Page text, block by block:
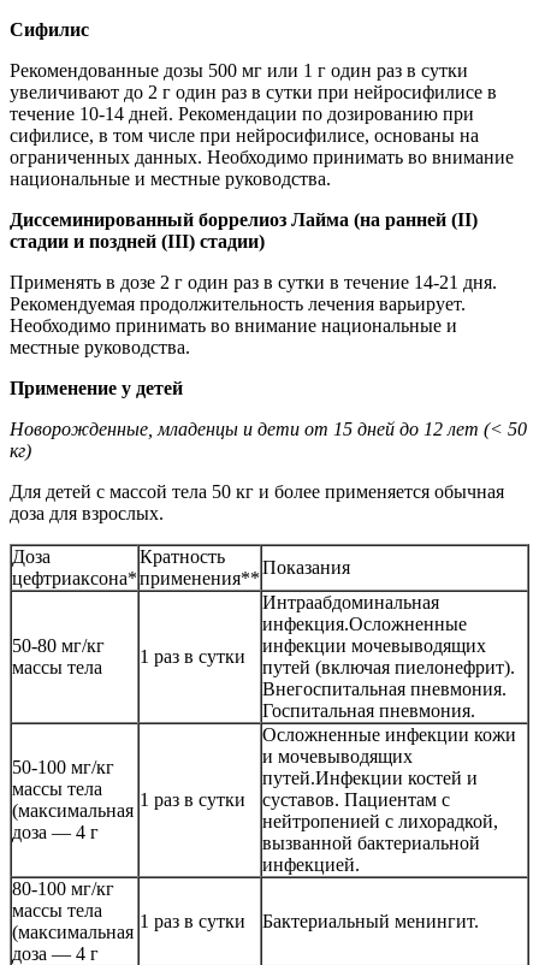
Сифилис
Рекомендованные дозы 500 мг или 1 г один раз в сутки
увеличивают до 2 г один раз в сутки при нейросифилисе в
течение 10-14 дней. Рекомендации по дозированию при
сифилисе, в том числе при нейросифилисе, основаны на
ограниченных данных. Необходимо принимать во внимание
национальные и местные руководства.
Диссеминированный боррелиоз Лайма (на ранней (II)
стадии и поздней (III) стадии)
Применять в дозе 2 г один раз в сутки в течение 14-21 дня.
Рекомендуемая продолжительность лечения варьирует.
Необходимо принимать во внимание национальные и
местные руководства.
Применение у детей
Новорожденные, младенцы и дети от 15 дней до 12 лет (< 50
кг)
Для детей с массой тела 50 кг и более применяется обычная
доза для взрослых.
Доза
цефтриаксона*
Кратность
применения**
Показания
50-80 мг/кг
массы тела
1 раз в сутки
Интраабдоминальная
инфекция.Осложненные
инфекции мочевыводящих
путей (включая пиелонефрит).
Внегоспитальная пневмония.
Госпитальная пневмония.
50-100 мг/кг
массы тела
(максимальная
доза — 4 г
1 раз в сутки
Осложненные инфекции кожи
и мочевыводящих
путей.Инфекции костей и
суставов. Пациентам с
нейтропенией с лихорадкой,
вызванной бактериальной
инфекцией.
80-100 мг/кг
массы тела
(максимальная
доза — 4 г
1 раз в сутки Бактериальный менингит.